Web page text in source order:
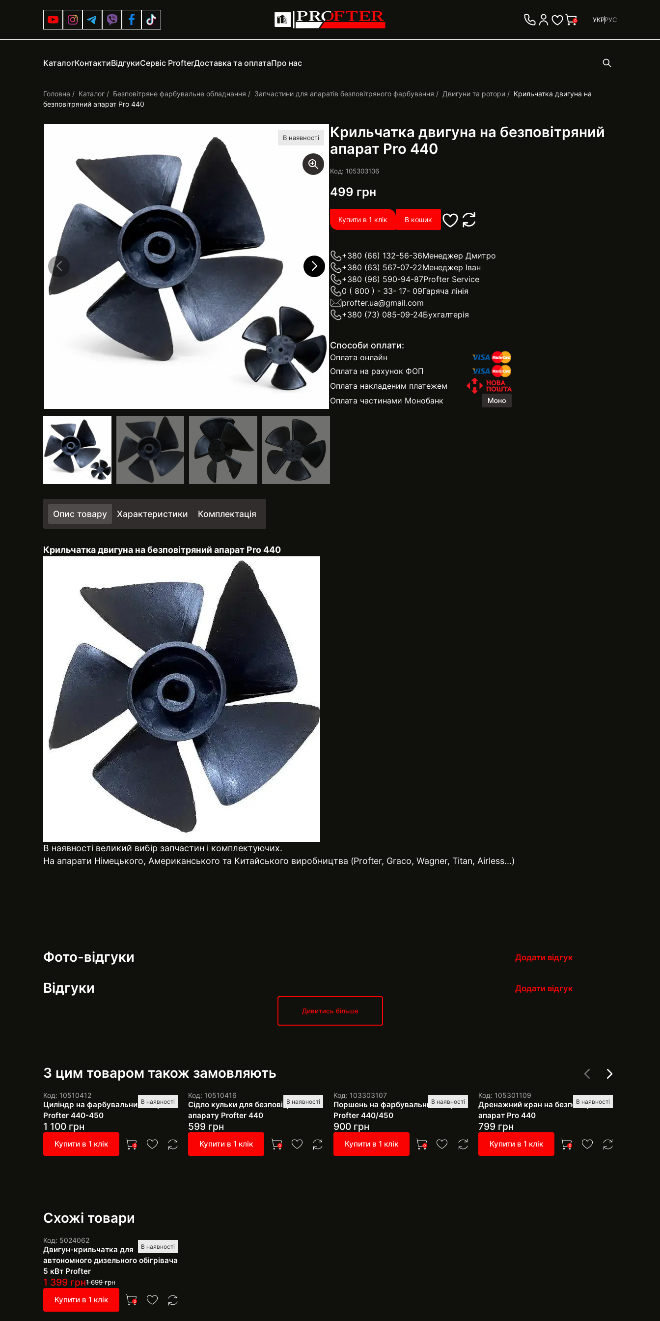
0 УКРРУС
КаталогКонтактиВідгукиСервіс ProfterДоставка та оплатаПро нас
Головна Каталог Безповітряне фарбувальне обладнання Запчастини для апаратів безповітряного фарбування Двигуни та ротори
Крильчатка двигуна на
безповітряний апарат Pro 440
В наявності
Крильчатка двигуна на безповітряний
апарат Pro 440
Код: 105303106
499 грн
Купити в 1 клік В кошик
+380 (66) 132-56-36Менеджер Дмитро
+380 (63) 567-07-22Менеджер Іван
+380 (96) 590-94-87Profter Service
0 ( 800 ) - 33- 17- 09Гаряча лінія
profter.ua@gmail.com
+380 (73) 085-09-24Бухгалтерія
Способи оплати:
Оплата онлайн
Оплата на рахунок ФОП
Оплата накладеним платежем
Оплата частинами Монобанк
Опис товару Характеристики Комплектація
Крильчатка двигуна на безповітряний апарат Pro 440
В наявності великий вибір запчастин і комплектуючих.
На апарати Німецького, Американського та Китайського виробництва (Profter, Graco, Wagner, Titan, Airless...)
Фото-відгуки Додати відгук
Відгуки Додати відгук
Дивитись більше
З цим товаром також замовляють
В наявності
Код: 10510412
Циліндр на фарбувальний апарат
Profter 440-450
1 100 грн
Купити в 1 клік 0
В наявності
Код: 10510416
Сідло кульки для безповітряного
апарату Profter 440
599 грн
Купити в 1 клік 0
В наявності
Код: 103303107
Поршень на фарбувальний апарат
Profter 440/450
900грн
Купити в 1 клік 0
В наявності
Код: 105301109
Дренажний кран на безповітряний
апарат Pro 440
799 грн
Купити в 1 клік 0
Схожі товари
В наявності
Код: 5024062
Двигун-крильчатка для
автономного дизельного обігрівача
5 кВт Profter
1 399 грн1 699грн
Купити в 1 клік 0